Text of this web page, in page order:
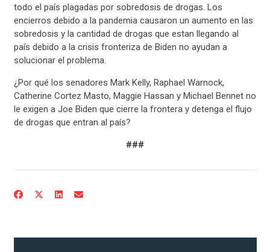
todo el país plagadas por sobredosis de drogas. Los
encierros debido a la pandemia causaron un aumento en las
sobredosis y la cantidad de drogas que estan llegando al
país debido a la crisis fronteriza de Biden no ayudan a
solucionar el problema.
¿Por qué los senadores Mark Kelly, Raphael Warnock,
Catherine Cortez Masto, Maggie Hassan y Michael Bennet no
le exigen a Joe Biden que cierre la frontera y detenga el flujo
de drogas que entran al país?
###